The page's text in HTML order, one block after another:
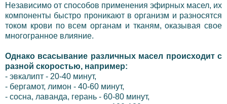
Независимо от способов применения эфирных масел, их
компоненты быстро проникают в организм и разносятся
током крови по всем органам и тканям, оказывая свое
многогранное влияние.
Однако всасывание различных масел происходит с
разной скоростью, например:
- эвкалипт - 20-40 минут,
- бергамот, лимон - 40-60 минут,
- сосна, лаванда, герань - 60-80 минут,